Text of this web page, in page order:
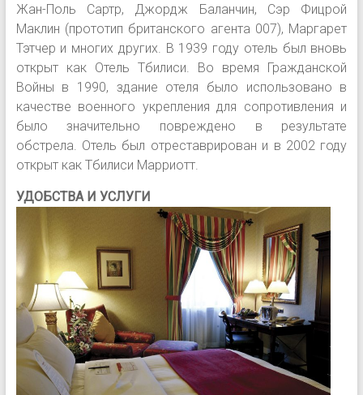
Жан-Поль Сартр, Джордж Баланчин, Сэр Фицрой
Маклин (прототип британского агента 007), Маргарет
Тэтчер и многих других. В 1939 году отель был вновь
открыт как Отель Тбилиси. Во время Гражданской
Войны в 1990, здание отеля было использовано в
качестве военного укрепления для сопротивления и
было значительно повреждено в результате
обстрела. Отель был отреставрирован и в 2002 году
открыт как Тбилиси Марриотт.
УДОБСТВА И УСЛУГИ